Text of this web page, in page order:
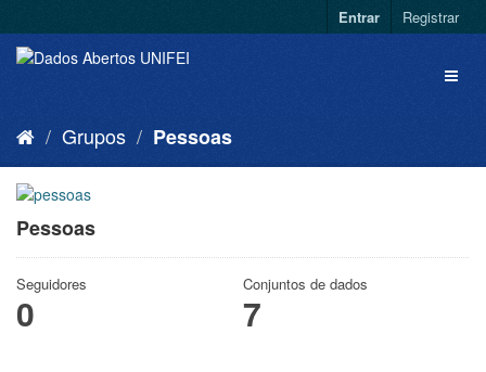
Entrar Registrar
Grupos Pessoas
Pessoas
Seguidores
0
Conjuntos de dados
7